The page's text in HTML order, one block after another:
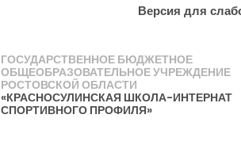
Версия для
ГОСУДАРСТВЕННОЕ БЮДЖЕТНОЕ
ОБЩЕОБРАЗОВАТЕЛЬНОЕ УЧРЕЖДЕНИЕ
РОСТОВСКОЙ ОБЛАСТИ
«КРАСНОСУЛИНСКАЯ ШКОЛА-ИНТЕРНАТ
СПОРТИВНОГО ПРОФИЛЯ»